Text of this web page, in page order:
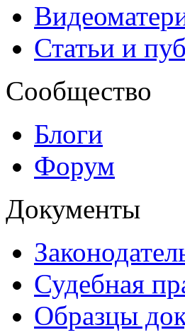
Статьи и
Сообщество
Блоги
Форум
Документы
Судебная
Образцы